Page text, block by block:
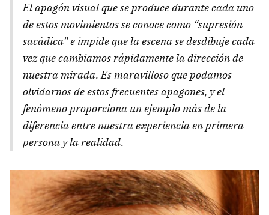
El apagón visual que se produce durante cada uno
de estos movimientos se conoce como “supresión
sacádica” e impide que la escena se desdibuje cada
vez que cambiamos rápidamente la dirección de
nuestra mirada. Es maravilloso que podamos
olvidarnos de estos frecuentes apagones, y el
fenómeno proporciona un ejemplo más de la
diferencia entre nuestra experiencia en primera
persona y la realidad.